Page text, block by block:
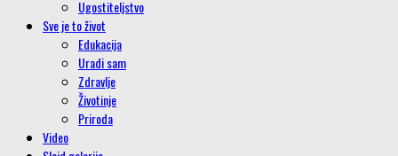
Ugostiteljstvo
Sve je to život
Edukacija
Uradi sam
Zdravlje
Životinje
Priroda
Video